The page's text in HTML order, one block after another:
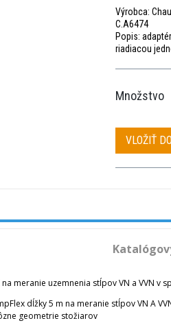
Výrobca:
C.A6474
Popis:
riadiacou
Množstvo
VLOŽIŤ
na meranie uzemnenia stĺpov VN a VVN v
dĺžky 5 m na meranie stĺpov VN A
geometrie stožiarov